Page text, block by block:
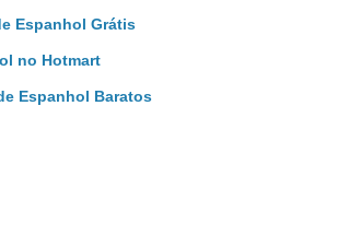
Espanhol Grátis
no Hotmart
Espanhol Baratos